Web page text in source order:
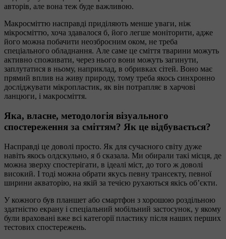
авторів, але вона теж буде важливою.
Макросміттю насправді приділяють менше уваги, ніж
мікросміттю, хоча здавалося б, його легше моніторити, адже
його можна побачити неозброєним оком, не треба
спеціального обладнання. Але саме це сміття тварини можуть
активно споживати, через нього вони можуть загинути,
заплутатися в ньому, наприклад, в обривках сітей. Воно має
прямий вплив на живу природу, тому треба якось синхронно
досліджувати мікропластик, як він потрапляє в харчові
ланцюги, і макросміття.
Яка, власне, методологія візуального
спостереження за сміттям? Як це відбувається?
Насправді це доволі просто. Як для сучасного світу дуже
навіть якось олдскульно, я б сказала. Ми обирали такі місця, де
можна зверху спостерігати, в ідеалі міст, до того ж доволі
високий. І тоді можна обрати якусь певну трансекту, певної
ширини акваторію, на якій за течією рухаються якісь об’єкти.
У кожного був планшет або смартфон з хорошою роздільною
здатністю екрану і спеціальний мобільний застосунок, у якому
були враховані вже всі категорії пластику після наших перших
тестових спостережень.